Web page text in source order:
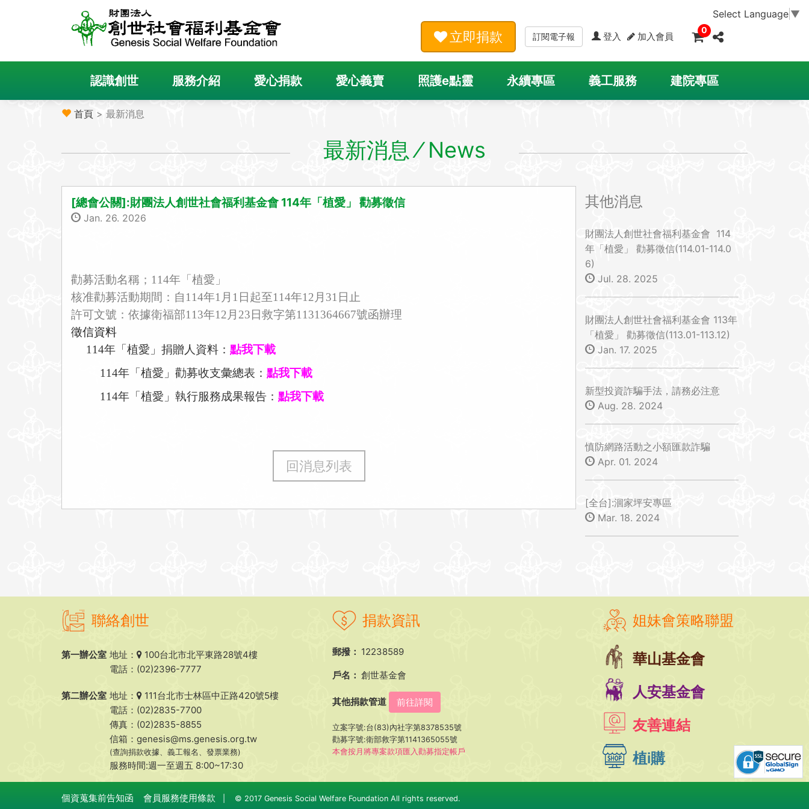
Select Language ▼
立即捐款 訂閱電子報 登入 加入會員
0
認識創世 服務介紹 愛心捐款 愛心義賣 照護e點靈 永續專區 義工服務 建院專區
首頁 > 最新消息
最新消息 ⁄ News
[總會公關]:財團法人創世社會福利基金會 114年「植愛」 勸募徵信
Jan. 26. 2026
勸募活動名稱；114年 「植愛 」
核准勸募活動期間：自114年1月1日起至114年12月31日止
許可文號：依據衛福部113年12月23日救字第1131364667號函辦理
徵信資料
114年 「 植愛 」 捐贈人資料： 點我下載
114年 「 植愛 」勸募收支彙總表 ： 點我下載
114年 「 植愛 」執行服務成果報告 ： 點我下載
回消息列表
其他消息
財團法人創世社會福利基金會 114
年「植愛」 勸募徵信(114.01-114.0
6)
Jul. 28. 2025
財團法人創世社會福利基金會 113年
「植愛」 勸募徵信(113.01-113.12)
Jan. 17. 2025
新型投資詐騙手法，請務必注意
Aug. 28. 2024
慎防網路活動之小額匯款詐騙
Apr. 01. 2024
[全台]:洄家坪安專區
Mar. 18. 2024
聯絡創世
第一辦公室 地址：
100台北市北平東路28號4樓
電話：(02)2396-7777
第二辦公室 地址：
111台北市士林區中正路420號5樓
電話：(02)2835-7700
傳真：(02)2835-8855
信箱： genesis@ms.genesis.org.tw
(查詢捐款收據、義工報名、發票業務)
服務時間:週一至週五 8:00~17:30
捐款資訊
郵撥： 12238589
戶名： 創世基金會
其他捐款管道 前往詳閱
立案字號:台(83)內社字第8378535號
勸募字號:衛部救字第1141365055號
本會按月將專案款項匯入勸募指定帳戶
姐妹會策略聯盟
華山基金會
人安基金會
友善連結
植i購
個資蒐集前告知函 會員服務使用條款 © 2017 Genesis Social Welfare Foundation All rights reserved.